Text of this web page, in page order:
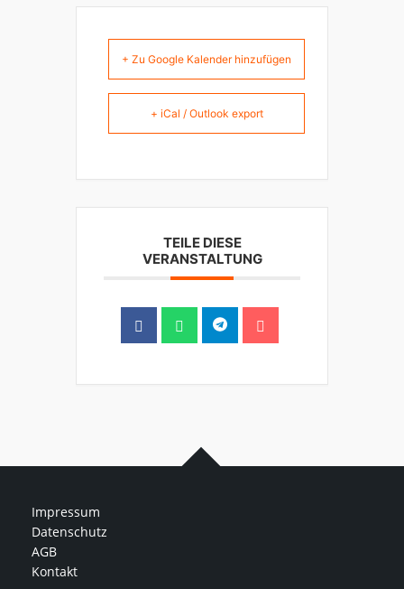
+ Zu Google Kalender hinzufügen
+ iCal / Outlook export
TEILE DIESE
VERANSTALTUNG
Impressum
Datenschutz
AGB
Kontakt